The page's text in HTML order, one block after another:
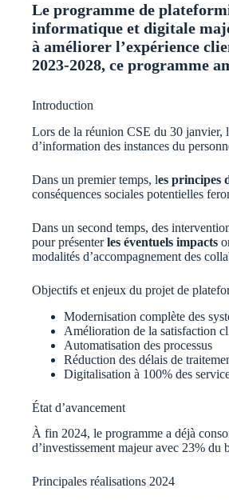
Le programme de
informatique et digitale
à améliorer l’expérience
2023-2028, ce programme
Introduction
Lors de la réunion CSE du 30 janvier,
d’information des instances du
Dans un premier temps, les principes
conséquences sociales potentielles
Dans un second temps, des
pour présenterles éventuels impacts
modalités d’accompagnement des
Objectifs et enjeux du projet de
Modernisation complète des
Amélioration de la satisfaction
Automatisation des processus
Réduction des délais de
Digitalisation à 100% des
État d’avancement
À fin 2024, le programme a déjà
d’investissement majeur avec 23%
Principales réalisations 2024